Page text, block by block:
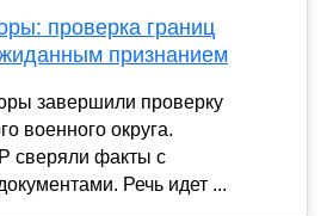
проверка границ
признанием
завершили проверку
военного округа.
сверяли факты с
Речь идет ...